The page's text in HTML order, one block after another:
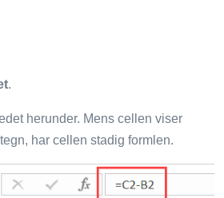
.
herunder. Mens cellen viser
har cellen stadig formlen.